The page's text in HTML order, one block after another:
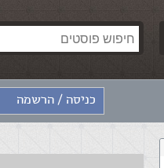
כניסה / הרשמה